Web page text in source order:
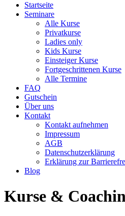
Startseite
Seminare
Alle Kurse
Privatkurse
Ladies only
Kids Kurse
Einsteiger Kurse
Fortgeschrittenen Kurse
Alle Termine
FAQ
Gutschein
Über uns
Kontakt
Kontakt aufnehmen
Impressum
AGB
Datenschutzerklärung
Erklärung zur
Blog
Kurse &